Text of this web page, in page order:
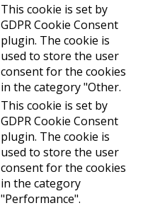
This cookie is set by
GDPR Cookie Consent
plugin. The cookie is
used to store the user
consent for the cookies
in the category "Other.
This cookie is set by
GDPR Cookie Consent
plugin. The cookie is
used to store the user
consent for the cookies
in the category
"Performance".